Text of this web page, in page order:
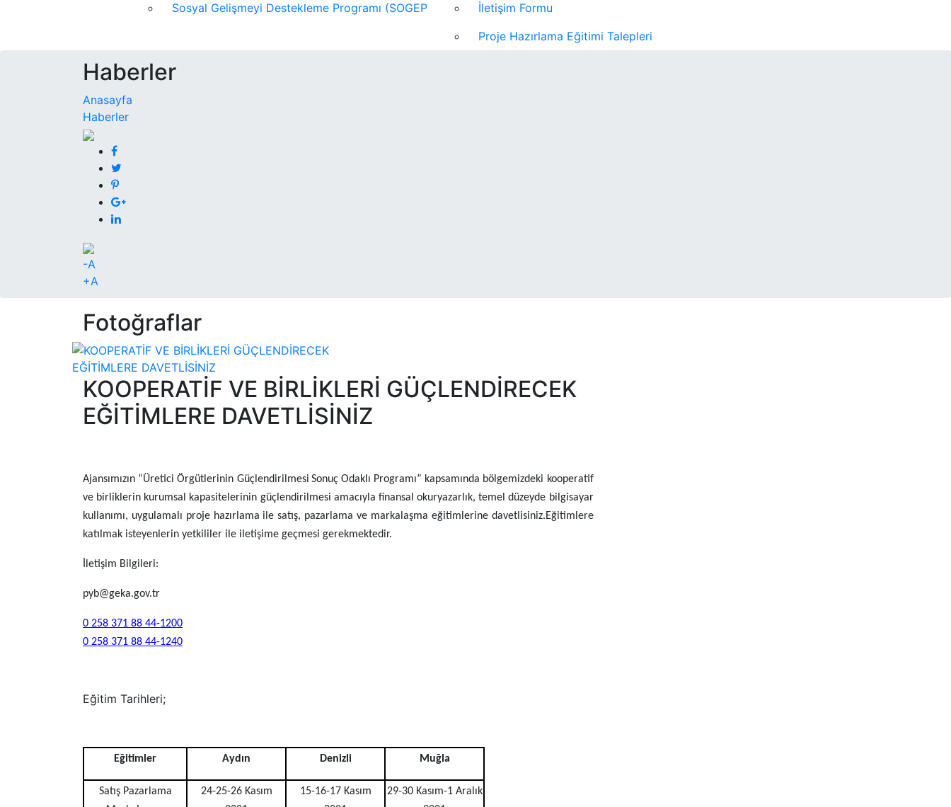
Sosyal Gelişmeyi Destekleme Programı (SOGEP
İletişim Formu
Proje Hazırlama Eğitimi Talepleri
Haberler
Anasayfa
Haberler
-A
+A
Fotoğraflar
KOOPERATİF VE BİRLİKLERİ GÜÇLENDİRECEK
EĞİTİMLERE DAVETLİSİNİZ
Ajansımızın “Üretici Örgütlerinin Güçlendirilmesi Sonuç Odaklı Programı” kapsamında bölgemizdeki kooperatif
ve birliklerin kurumsal kapasitelerinin güçlendirilmesi amacıyla finansal okuryazarlık, temel düzeyde bilgisayar
kullanımı, uygulamalı proje hazırlama ile satış, pazarlama ve markalaşma eğitimlerine davetlisiniz.Eğitimlere
katılmak isteyenlerin yetkililer ile iletişime geçmesi gerekmektedir.
İletişim Bilgileri:
pyb@geka.gov.tr
0 258 371 88 44-1200
0 258 371 88 44-1240
Eğitim Tarihleri;
Eğitimler Aydın Denizli Muğla
Satış Pazarlama
24-25-26 Kasım
15-16-17 Kasım
29-30 Kasım-1 Aralık